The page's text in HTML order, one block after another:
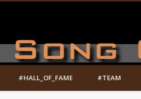
#HALL_OF_FAME #TEAM